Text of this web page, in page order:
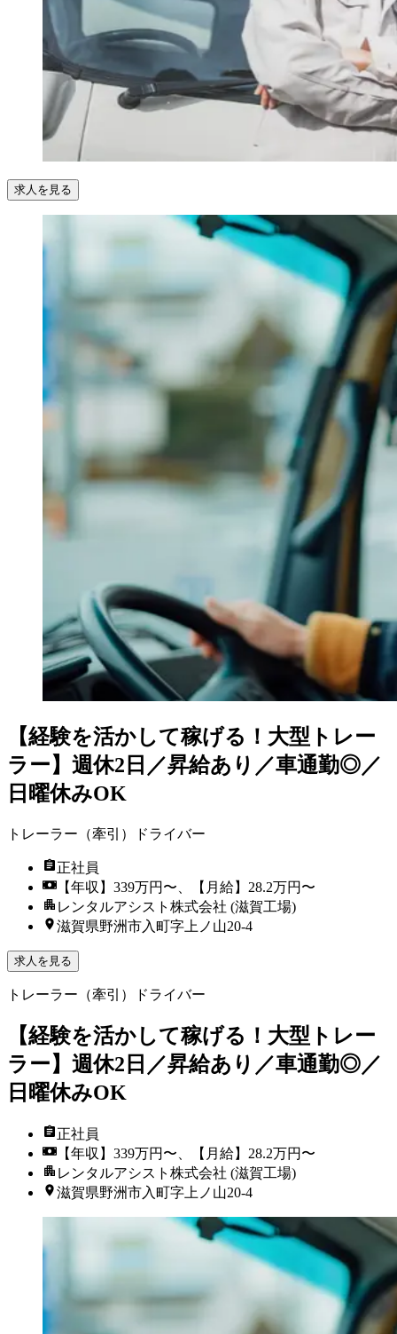
求人を見る
【経験を活かして稼げる！大型トレー
ラー】週休2日／昇給あり／車通勤◎／
日曜休みOK
トレーラー（牽引）ドライバー
正社員
【年収】339万円〜、【月給】28.2万円〜
レンタルアシスト株式会社 (滋賀工場)
滋賀県野洲市入町字上ノ山20-4
求人を見る
トレーラー（牽引）ドライバー
【経験を活かして稼げる！大型トレー
ラー】週休2日／昇給あり／車通勤◎／
日曜休みOK
正社員
【年収】339万円〜、【月給】28.2万円〜
レンタルアシスト株式会社 (滋賀工場)
滋賀県野洲市入町字上ノ山20-4